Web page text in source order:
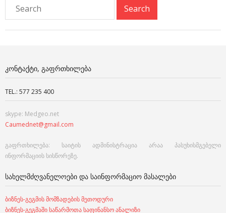
ᲙᲝᲜᲢᲐᲥᲢᲘ, ᲒᲐᲤᲠᲗᲮᲘᲚᲔᲑᲐ
TEL.: 577 235 400
skype: Medgeo.net
Caumednet@gmail.com
გაფრთხილება: საიტის ადმინისტრაცია არაა პასუხისმგებელი
ინფორმაციის სისწორეზე.
ᲡᲐᲮᲔᲚᲛᲫᲦᲕᲐᲜᲔᲚᲝᲔᲑᲘ ᲓᲐ ᲡᲐᲘᲜᲤᲝᲠᲛᲐᲪᲘᲝ ᲛᲐᲡᲐᲚᲔᲑᲘ
ბიზნეს-გეგმის მომზადების მეთოდური
ბიზნეს-გეგმაში საწარმოთა საფინანსო ანალიზი